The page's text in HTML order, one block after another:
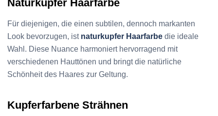
Naturkupfer Haarfarbe
Für diejenigen, die einen subtilen, dennoch markanten
Look bevorzugen, ist naturkupfer Haarfarbe die ideale
Wahl. Diese Nuance harmoniert hervorragend mit
verschiedenen Hauttönen und bringt die natürliche
Schönheit des Haares zur Geltung.
Kupferfarbene Strähnen